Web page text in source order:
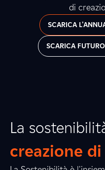
di
SCARICA
SCARICA
La
creazione